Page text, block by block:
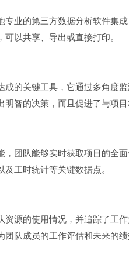
专业的第三方数据分析软件集
以共享、导出或直接打印。
成的关键工具，它通过多角度
明智的决策，而且促进了与项
团队能够实时获取项目的全
工时统计等关键数据点。
资源的使用情况，并追踪了工
队成员的工作评估和未来的绩